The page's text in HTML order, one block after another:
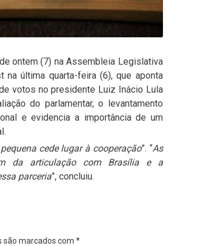
ontem (7) na Assembleia Legislativa
na última quarta-feira (6), que aponta
votos no presidente Luiz Inácio Lula
do parlamentar, o levantamento
e evidencia a importância de um
cede lugar à cooperação”. “As
da articulação com Brasília e a
parceria”, concluiu.
são marcados com *